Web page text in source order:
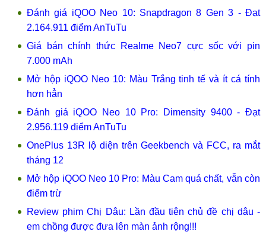
Đánh giá iQOO Neo 10: Snapdragon 8 Gen 3 - Đạt
2.164.911 điểm AnTuTu
Giá bán chính thức Realme Neo7 cực sốc với pin
7.000 mAh
Mở hộp iQOO Neo 10: Màu Trắng tinh tế và ít cá tính
hơn hẳn
Đánh giá iQOO Neo 10 Pro: Dimensity 9400 - Đạt
2.956.119 điểm AnTuTu
OnePlus 13R lộ diện trên Geekbench và FCC, ra mắt
tháng 12
Mở hộp iQOO Neo 10 Pro: Màu Cam quá chất, vẫn còn
điểm trừ
Review phim Chị Dâu: Lần đầu tiên chủ đề chị dâu -
em chồng được đưa lên màn ảnh rộng!!!